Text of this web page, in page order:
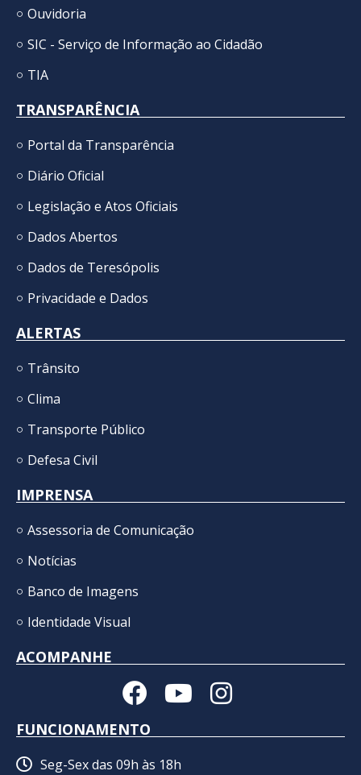
Ouvidoria
SIC - Serviço de Informação ao Cidadão
TIA
TRANSPARÊNCIA
Portal da Transparência
Diário Oficial
Legislação e Atos Oficiais
Dados Abertos
Dados de Teresópolis
Privacidade e Dados
ALERTAS
Trânsito
Clima
Transporte Público
Defesa Civil
IMPRENSA
Assessoria de Comunicação
Notícias
Banco de Imagens
Identidade Visual
ACOMPANHE
FUNCIONAMENTO
Seg-Sex das 09h às 18h